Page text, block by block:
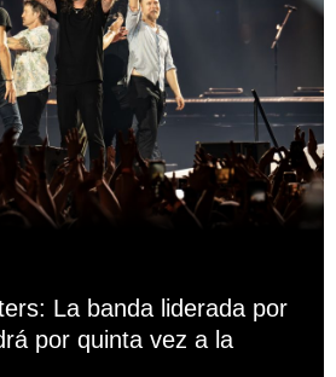
La banda liderada por
por quinta vez a la